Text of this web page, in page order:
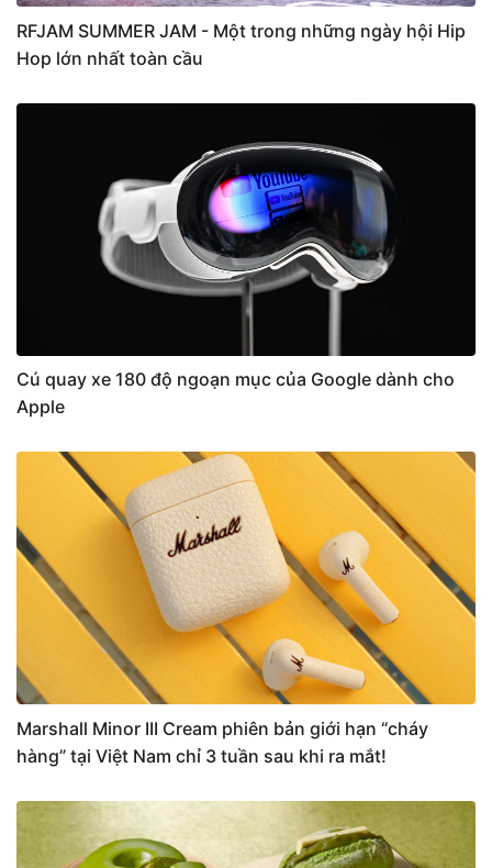
RFJAM SUMMER JAM - Một trong những ngày hội Hip
Hop lớn nhất toàn cầu
Cú quay xe 180 độ ngoạn mục của Google dành cho
Apple
Marshall Minor III Cream phiên bản giới hạn “cháy
hàng” tại Việt Nam chỉ 3 tuần sau khi ra mắt!